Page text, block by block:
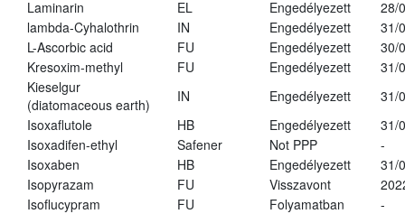
Laminarin
EL Engedélyezett
28/
lambda-Cyhalothrin
IN Engedélyezett
31/
L-Ascorbic acid
FU Engedélyezett
30/
Kresoxim-methyl
FU Engedélyezett
31/
Kieselgur
(diatomaceous earth)
IN Engedélyezett
31/
Isoxaflutole
HB Engedélyezett
31/
Isoxadifen-ethyl
Safener Not PPP
-
Isoxaben
HB Engedélyezett
31/
Isopyrazam
FU Visszavont
Isoflucypram
FU Folyamatban
-